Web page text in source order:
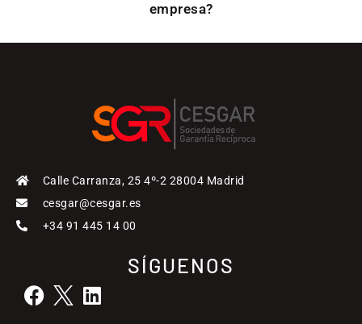
empresa?
Calle Carranza, 25 4º-2 28004 Madrid
cesgar@cesgar.es
+34 91 445 14 00
SÍGUENOS